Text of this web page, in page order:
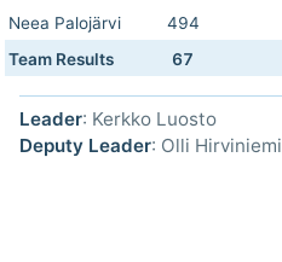
Neea Palojärvi
494
Team Results
67
Leader: Kerkko Luosto
Deputy Leader: Olli Hirviniemi